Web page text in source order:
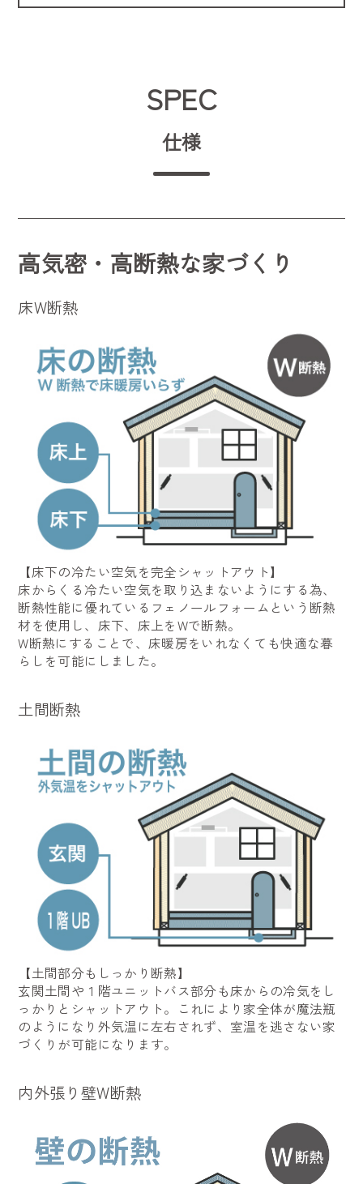
SPEC
仕様
高気密・高断熱な家づくり
床W断熱
【床下の冷たい空気を完全シャットアウト】
床からくる冷たい空気を取り込まないようにする為、
断熱性能に優れているフェノールフォームという断熱
材を使用し、床下、床上をWで断熱。
W断熱にすることで、床暖房をいれなくても快適な暮
らしを可能にしました。
土間断熱
【土間部分もしっかり断熱】
玄関土間や１階ユニットバス部分も床からの冷気をし
っかりとシャットアウト。これにより家全体が魔法瓶
のようになり外気温に左右されず、室温を逃さない家
づくりが可能になります。
内外張り壁W断熱